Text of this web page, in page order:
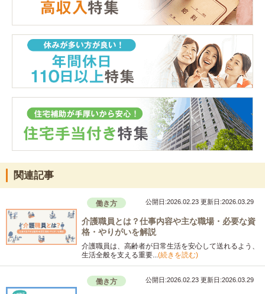
関連記事
働き方 公開日:2026.02.23 更新日:2026.03.29
介護職員とは？仕事内容や主な職場・必要な資
格・やりがいを解説
介護職員は、高齢者が日常生活を安心して送れるよう、
生活全般を支える重要...(続きを読む)
働き方 公開日:2026.02.23 更新日:2026.03.29